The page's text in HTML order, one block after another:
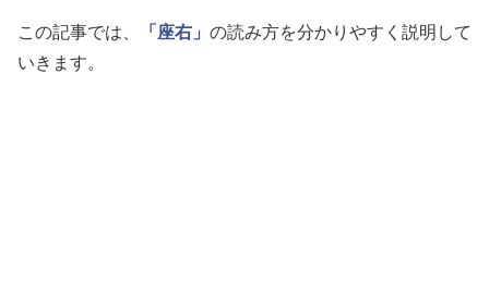
この記事では、 「座右」 の読み方を分かりやすく説明して
いきます。